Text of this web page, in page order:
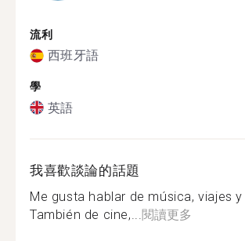
流利
西班牙語
學
英語
我喜歡談論的話題
Me gusta hablar de música, viajes
También de cine,... 閱讀更多